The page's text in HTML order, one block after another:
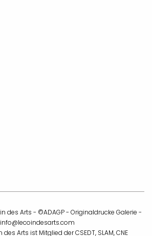
des Arts - ©ADAGP - Originaldrucke Galerie -
info@lecoindesarts.com
des Arts ist Mitglied der CSEDT, SLAM, CNE